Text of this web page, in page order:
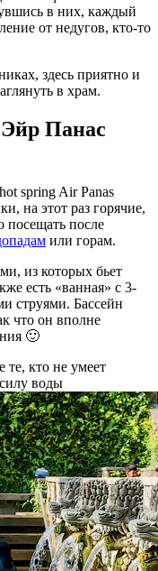
в них, каждый
от недугов, кто-то
здесь приятно и
в храм.
Панас
spring Air Panas
на этот раз горячие,
посещать после
или горам.
из которых бьет
есть «ванная» с 3-
струями. Бассейн
что он вполне
🙂
кто не умеет
воды